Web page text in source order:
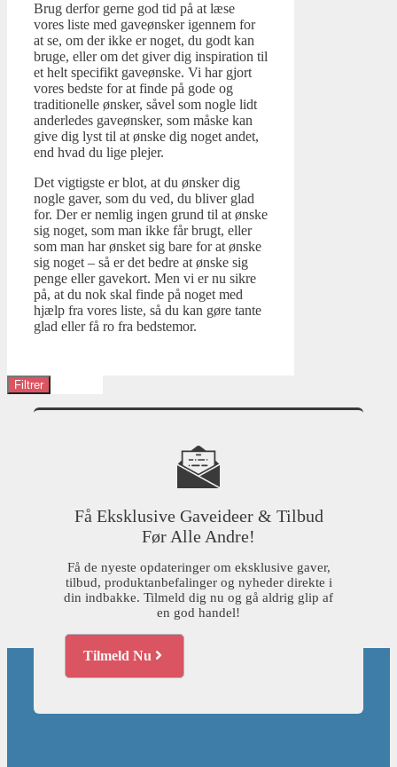
Brug derfor gerne god tid på at læse
vores liste med gaveønsker igennem for
at se, om der ikke er noget, du godt kan
bruge, eller om det giver dig inspiration til
et helt specifikt gaveønske. Vi har gjort
vores bedste for at finde på gode og
traditionelle ønsker, såvel som nogle lidt
anderledes gaveønsker, som måske kan
give dig lyst til at ønske dig noget andet,
end hvad du lige plejer.
Det vigtigste er blot, at du ønsker dig
nogle gaver, som du ved, du bliver glad
for. Der er nemlig ingen grund til at ønske
sig noget, som man ikke får brugt, eller
som man har ønsket sig bare for at ønske
sig noget – så er det bedre at ønske sig
penge eller gavekort. Men vi er nu sikre
på, at du nok skal finde på noget med
hjælp fra vores liste, så du kan gøre tante
glad eller få ro fra bedstemor.
Filtrer
Få Eksklusive Gaveideer & Tilbud
Før Alle Andre!
Få de nyeste opdateringer om eksklusive gaver,
tilbud, produktanbefalinger og nyheder direkte i
din indbakke. Tilmeld dig nu og gå aldrig glip af
en god handel!
Tilmeld Nu